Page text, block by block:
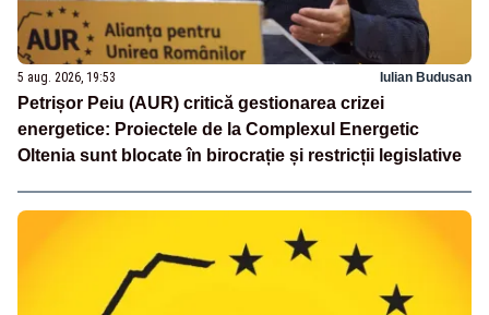
5 aug. 2026, 19:53 Iulian Budusan
Petrișor Peiu (AUR) critică gestionarea crizei
energetice: Proiectele de la Complexul Energetic
Oltenia sunt blocate în birocrație și restricții legislative